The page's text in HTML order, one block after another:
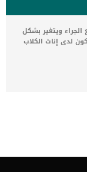
ويتغير بشكل
لدى إناث الكلاب
بعد ولادتها ،
الكلاب فى غريزة
مثل الاهمال الذى